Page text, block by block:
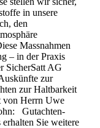
in unsere
den
Massnahmen
– in der Praxis
SicherSatt AG
zur
zur Haltbarkeit
von Herrn Uwe
Gutachten-
Sie weitere